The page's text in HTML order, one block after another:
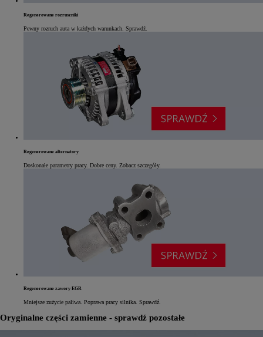
Regenerowane rozruszniki
Pewny rozruch auta w każdych warunkach. Sprawdź.
Regenerowane alternatory
Doskonałe parametry pracy. Dobre ceny. Zobacz szczegóły.
Regenerowane zawory EGR
Mniejsze zużycie paliwa. Poprawa pracy silnika. Sprawdź.
Oryginalne części zamienne - sprawdź pozostałe